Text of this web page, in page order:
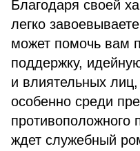
Благодаря своей
легко
может помочь вам
поддержку,
и влиятельных
особенно среди
противоположного
ждет служебный